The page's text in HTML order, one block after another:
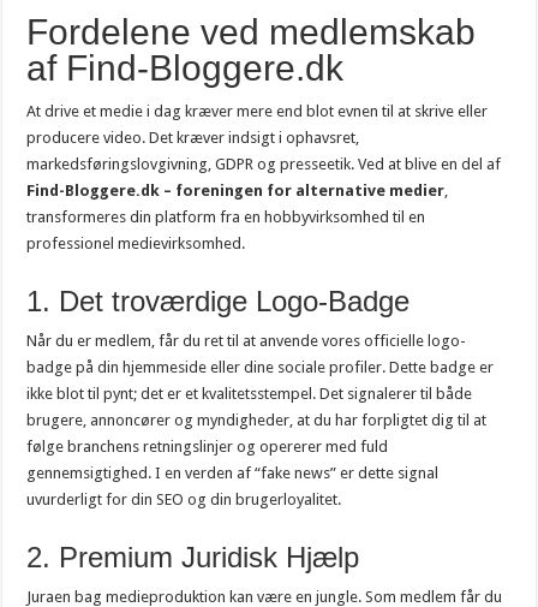
Fordelene ved medlemskab
af Find-Bloggere.dk
At drive et medie i dag kræver mere end blot evnen til at skrive eller
producere video. Det kræver indsigt i ophavsret,
markedsføringslovgivning, GDPR og presseetik. Ved at blive en del af
Find-Bloggere.dk – foreningen for alternative medier,
transformeres din platform fra en hobbyvirksomhed til en
professionel medievirksomhed.
1. Det troværdige Logo-Badge
Når du er medlem, får du ret til at anvende vores officielle logo-
badge på din hjemmeside eller dine sociale profiler. Dette badge er
ikke blot til pynt; det er et kvalitetsstempel. Det signalerer til både
brugere, annoncører og myndigheder, at du har forpligtet dig til at
følge branchens retningslinjer og opererer med fuld
gennemsigtighed. I en verden af “fake news” er dette signal
uvurderligt for din SEO og din brugerloyalitet.
2. Premium Juridisk Hjælp
Juraen bag medieproduktion kan være en jungle. Som medlem får du